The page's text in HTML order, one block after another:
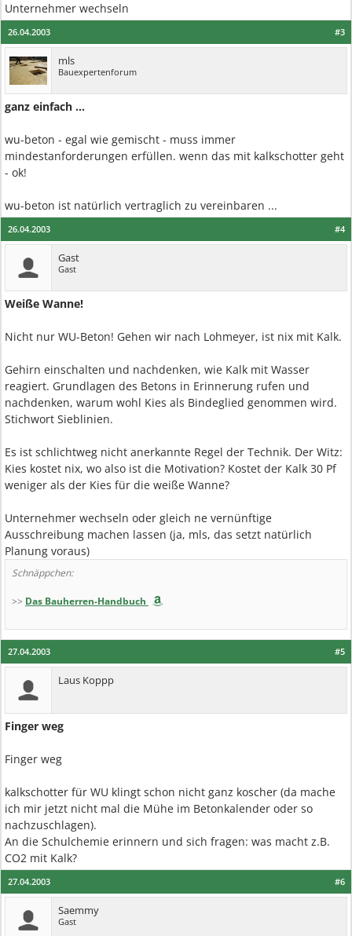
Unternehmer wechseln
#3
26.04.2003
mls
Bauexpertenforum
ganz einfach ...
wu-beton - egal wie gemischt - muss immer
mindestanforderungen erfüllen. wenn das mit kalkschotter geht
- ok!
wu-beton ist natürlich vertraglich zu vereinbaren ...
#4
26.04.2003
Gast
Gast
Weiße Wanne!
Nicht nur WU-Beton! Gehen wir nach Lohmeyer, ist nix mit Kalk.
Gehirn einschalten und nachdenken, wie Kalk mit Wasser
reagiert. Grundlagen des Betons in Erinnerung rufen und
nachdenken, warum wohl Kies als Bindeglied genommen wird.
Stichwort Sieblinien.
Es ist schlichtweg nicht anerkannte Regel der Technik. Der Witz:
Kies kostet nix, wo also ist die Motivation? Kostet der Kalk 30 Pf
weniger als der Kies für die weiße Wanne?
Unternehmer wechseln oder gleich ne vernünftige
Ausschreibung machen lassen (ja, mls, das setzt natürlich
Planung voraus)
Schnäppchen:
>> Das Bauherren-Handbuch
#5
27.04.2003
Laus Koppp
Finger weg
Finger weg
kalkschotter für WU klingt schon nicht ganz koscher (da mache
ich mir jetzt nicht mal die Mühe im Betonkalender oder so
nachzuschlagen).
An die Schulchemie erinnern und sich fragen: was macht z.B.
CO2 mit Kalk?
#6
27.04.2003
Saemmy
Gast